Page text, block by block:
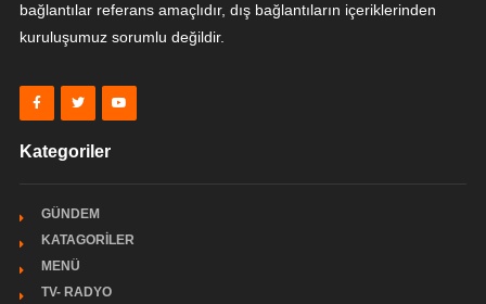
bağlantılar referans amaçlıdır, dış bağlantıların içeriklerinden
kuruluşumuz sorumlu değildir.
Kategoriler
GÜNDEM
KATAGORİLER
MENÜ
TV- RADYO